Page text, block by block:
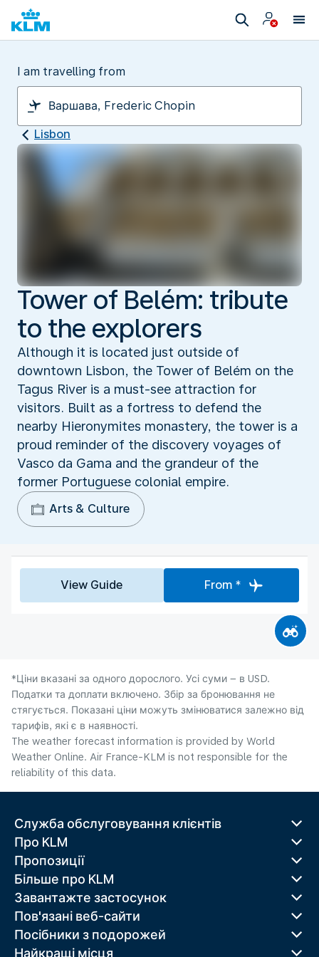
I am travelling from
Lisbon
Tower of Belém: tribute
to the explorers
Although it is located just outside of
downtown Lisbon, the Tower of Belém on the
Tagus River is a must-see attraction for
visitors. Built as a fortress to defend the
nearby Hieronymites monastery, the tower is a
proud reminder of the discovery voyages of
Vasco da Gama and the grandeur of the
former Portuguese colonial empire.
Arts & Culture
View Guide From *
*Ціни вказані за одного дорослого. Усі суми – в USD.
Податки та доплати включено. Збір за бронювання не
стягується. Показані ціни можуть змінюватися залежно від
тарифів, які є в наявності.
The weather forecast information is provided by World
Weather Online. Air France-KLM is not responsible for the
reliability of this data.
Служба обслуговування клієнтів
Про KLM
Пропозиції
Більше про KLM
Завантажте застосунок
Пов'язані веб-сайти
Посібники з подорожей
Найкращі місця